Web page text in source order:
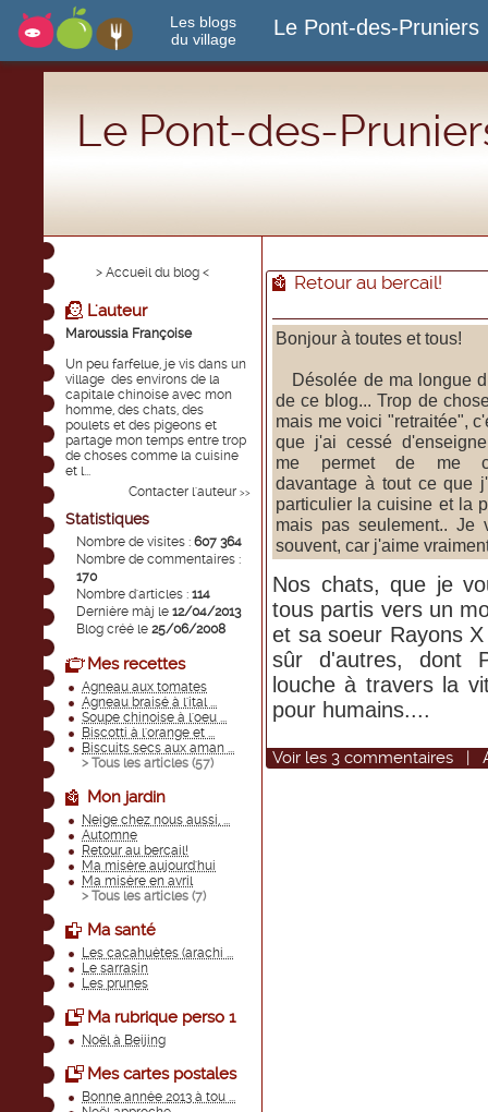
Les blogs
du village
Le Pont-des-Pruniers
Le Pont-des-
> Accueil du blog <
L'auteur
Maroussia Françoise
Un peu farfelue, je vis dans un
village des environs de la
capitale chinoise avec mon
homme, des chats, des
poulets et des pigeons et
partage mon temps entre trop
de choses comme la cuisine
et l...
Contacter l'auteur >>
Statistiques
Nombre de visites : 607 364
Nombre de commentaires :
170
Nombre d'articles : 114
Dernière màj le 12/04/2013
Blog créé le 25/06/2008
Mes recettes
Agneau aux tomates
Agneau braisé à l'ital ...
Soupe chinoise à l'oeu ...
Biscotti à l'orange et ...
Biscuits secs aux aman ...
> Tous les articles (57)
Mon jardin
Neige chez nous aussi, ...
Automne
Retour au bercail!
Ma misère aujourd'hui
Ma misère en avril
> Tous les articles (7)
Ma santé
Les cacahuètes (arachi ...
Le sarrasin
Les prunes
Ma rubrique perso 1
Noël à Beijing
Mes cartes postales
Bonne année 2013 à tou ...
Retour au bercail!
Bonjour à toutes et tous!
Désolée de ma longue
de ce blog... Trop de
mais me voici "retraitée",
que j'ai cessé
me permet de me
davantage à tout ce que
particulier la cuisine et la
mais pas seulement..
souvent, car j'aime
Nos chats, que je
tous partis vers un
et sa soeur Rayons
sûr d'autres, dont
louche à travers la
pour humains....
Voir les 3 commentaires |